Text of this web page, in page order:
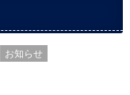
お知らせ